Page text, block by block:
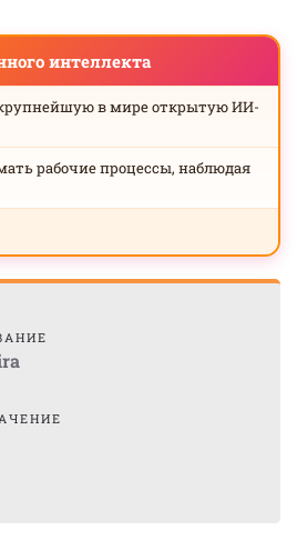
интеллекта
в мире открытую ИИ-
рабочие процессы, наблюдая